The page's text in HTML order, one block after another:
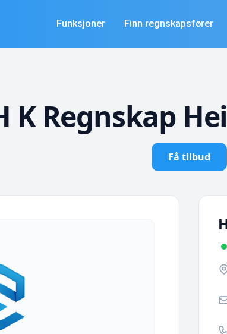
Funksjoner Finn regnskapsfører
K Regnskap
Få tilbud